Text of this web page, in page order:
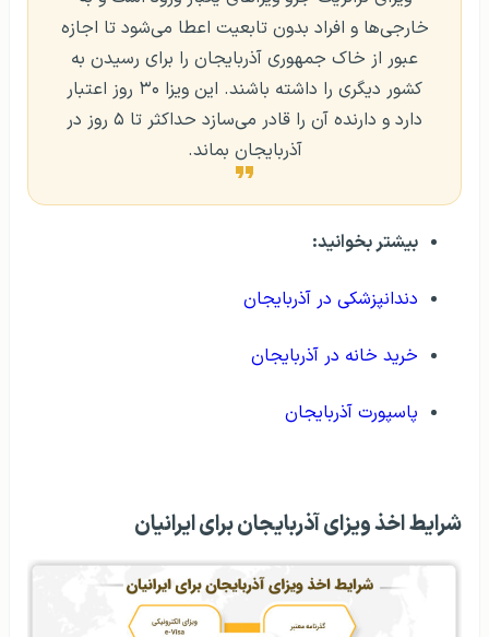
خارجی‌ها و افراد بدون تابعیت اعطا می‌شود تا اجازه
عبور از خاک جمهوری آذربایجان را برای رسیدن به
کشور دیگری را داشته باشند. این ویزا ۳۰ روز اعتبار
دارد و دارنده آن را قادر می‌سازد حداکثر تا ۵ روز در
آذربایجان بماند.
بیشتر بخوانید:
دندانپزشکی در آذربایجان
خرید خانه در آذربایجان
پاسپورت آذربایجان
شرایط اخذ ویزای آذربایجان برای ایرانیان